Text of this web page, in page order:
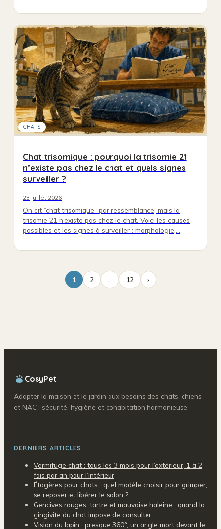
CHATS
Chat trisomique : pourquoi la trisomie 21
n’existe pas chez le chat et quels signes
surveiller ?
23 juillet 2026
On dit “chat trisomique” par ressemblance, mais la
trisomie 21 n’existe pas chez le chat. Voici les causes
possibles et les signes à surveiller : morphologie,…
1 2 12 ›
CosyPet
Adapter la maison et le jardin aux besoins des chats, chiens
et NAC : sécurité, hygiène et cohabitation harmonieuse.
DERNIERS ARTICLES
Vermifuge chat : tous les 3 mois pour l’extérieur, 1 à 2
fois par an pour l’intérieur
Étagères pour chats : quel modèle choisir pour grimper,
se reposer et libérer le salon ?
Gencives rouges, tartre et mauvaise haleine : quand la
gingivite du chat impose de consulter
Vision du lapin : presque 360°, un angle mort devant le